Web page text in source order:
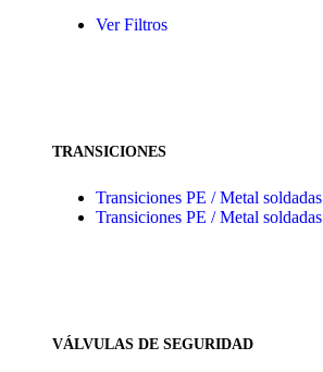
Ver Filtros
TRANSICIONES
Transiciones PE / Metal
Transiciones PE / Metal
VÁLVULAS DE SEGURIDAD